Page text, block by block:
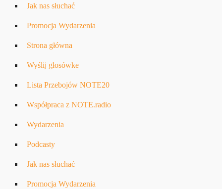
Jak nas słuchać
Promocja Wydarzenia
Strona główna
Wyślij głosówke
Lista Przebojów NOTE20
Współpraca z NOTE.radio
Wydarzenia
Podcasty
Jak nas słuchać
Promocja Wydarzenia